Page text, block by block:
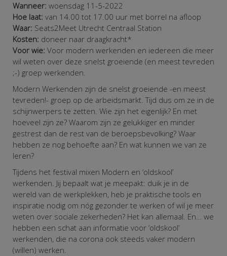
Wanneer: woensdag 11-5-2022
Hoe laat: van 14.00 tot 17.00 uur met borrel na afloop
Waar: Seats2Meet Utrecht Centraal Station
Kosten: doneer naar draagkracht*
Voor wie: Voor modern werkenden en iedereen die meer
wil weten over deze snelst groeiende (en meest tevreden
;-) groep werkenden.
Modern Werkenden zijn de snelst groeiende -en meest
tevreden!- groep op de arbeidsmarkt. Tijd dus om ze in de
schijnwerpers te zetten. Wie zijn het eigenlijk? En met
hoeveel zijn ze? Waarom zijn ze gelukkiger en minder
gestrest dan de rest van de beroepsbevolking? Waar
hebben ze nog behoefte aan? En wat kunnen we van ze
leren?
Tijdens het festival mixen Modern en ‘oldskool’
werkenden. Jij bepaalt wat je meepakt: duik je in de
wereld van de werkplekken, heb je praktische tools en
inspiratie nodig om nóg gezonder te werken of wil je meer
weten over sociale zekerheden? Het kan allemaal. En… we
hebben een schat aan informatie voor ‘oldskool’
werkenden, die na corona ook steeds vaker modern
(willen) werken.